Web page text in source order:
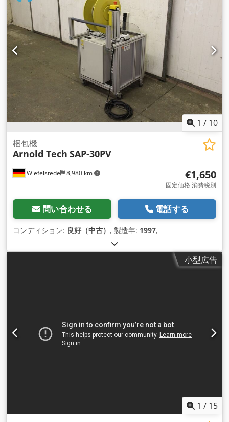
1 / 10
Wiefelstede 8,980 km
梱包機
Arnold Tech SAP-30PV
€1,650
固定価格 消費税別
問い合わせる 電話する
コンディション: 良好（中古） , 製造年: 1997,
小型広告
1 / 15